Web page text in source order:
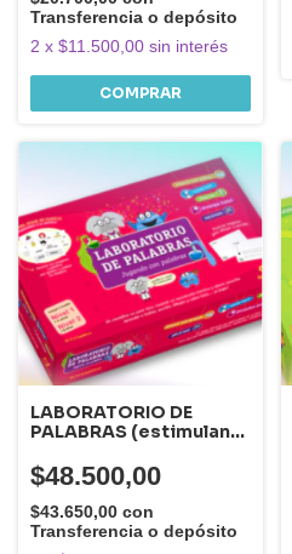
Transferencia o depósito
2 x $11.500,00 sin interés
LABORATORIO DE
PALABRAS (estimulan
la escritura )
$48.500,00
$43.650,00 con
Transferencia o depósito